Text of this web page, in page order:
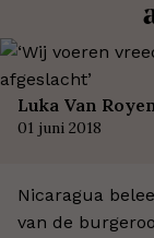
Luka Van Royen
01 juni 2018
Nicaragua
van de